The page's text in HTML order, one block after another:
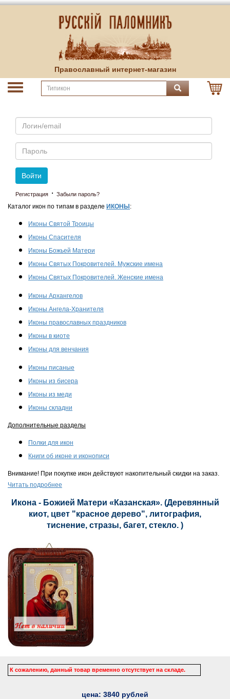
Православный интернет-магазин
Email
Пароль
Войти
Регистрация · Забыли пароль?
Каталог икон по типам в разделе ИКОНЫ :
Иконы Святой Троицы
Иконы Спасителя
Иконы Божьей Матери
Иконы Святых Покровителей. Мужские имена
Иконы Святых Покровителей. Женские имена
Иконы Архангелов
Иконы Ангела-Хранителя
Иконы православных праздников
Иконы в киоте
Иконы для венчания
Иконы писаные
Иконы из бисера
Иконы из меди
Иконы складни
Дополнительные разделы
Полки для икон
Книги об иконе и иконописи
Внимание! При покупке икон действуют накопительный скидки на заказ.
Читать подробнее
Икона - Божией Матери «Казанская». (Деревянный
киот, цвет "красное дерево", литография,
тиснение, стразы, багет, стекло. )
К сожалению, данный товар временно отсутствует на складе.
цена: 3840 рублей